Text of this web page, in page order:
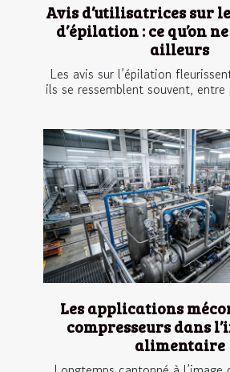
Avis d’utilisatrices sur
d’épilation : ce qu’on
ailleurs
Les avis sur l’épilation
ils se ressemblent souvent, entre
Les applications
compresseurs dans
alimentaire